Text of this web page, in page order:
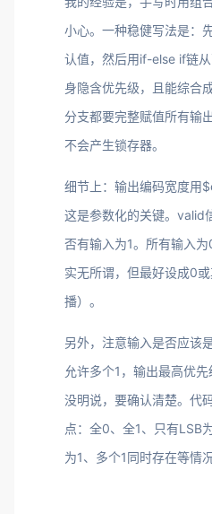
小心。一种稳健写法是：
认值，然后用if-else if链
身隐含优先级，且能综合
分支都要完整赋值所有输
不会产生锁存器。
细节上：输出编码宽度用
这是参数化的关键。valid
否有输入为1。所有输入
实无所谓，但最好设成0
播）。
另外，注意输入是否应该
允许多个1，输出最高优
没明说，要确认清楚。代
点：全0、全1、只有LSB
为1、多个1同时存在等情